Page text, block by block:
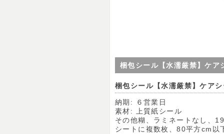
梱包シール【水濡厳禁】ケア
梱包シール【水濡厳禁】ケア
納期: ６営業日
素材: 上質紙シール
その他糊、ラミネートなし、
シートに複数枚、80平方cm